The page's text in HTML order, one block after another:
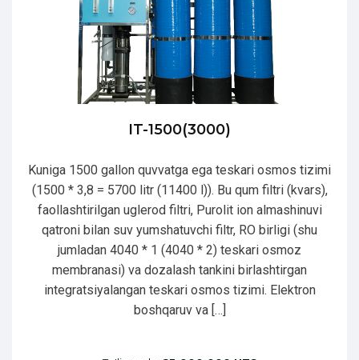
IT-1500(3000)
Kuniga 1500 gallon quvvatga ega teskari osmos tizimi
(1500 * 3,8 = 5700 litr (11400 l)). Bu qum filtri (kvars),
faollashtirilgan uglerod filtri, Purolit ion almashinuvi
qatroni bilan suv yumshatuvchi filtr, RO birligi (shu
jumladan 4040 * 1 (4040 * 2) teskari osmoz
membranasi) va dozalash tankini birlashtirgan
integratsiyalangan teskari osmos tizimi. Elektron
boshqaruv va […]